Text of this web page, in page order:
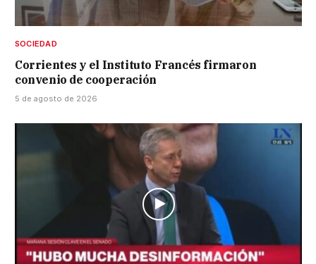
SOCIEDAD
Corrientes y el Instituto Francés firmaron
convenio de cooperación
5 de agosto de 2026